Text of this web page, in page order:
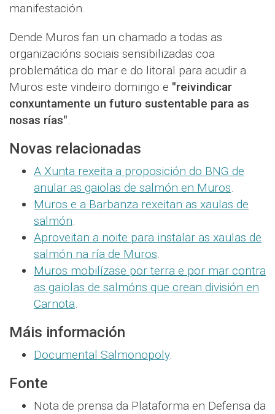
manifestación.
Dende Muros fan un chamado a todas as
organizacións sociais sensibilizadas coa
problemática do mar e do litoral para acudir a
Muros este vindeiro domingo e "reivindicar
conxuntamente un futuro sustentable para as
nosas rías".
Novas relacionadas
A Xunta rexeita a proposición do BNG de
anular as gaiolas de salmón en Muros.
Muros e a Barbanza rexeitan as xaulas de
salmón.
Aproveitan a noite para instalar as xaulas de
salmón na ría de Muros.
Muros mobilízase por terra e por mar contra
as gaiolas de salmóns que crean división en
Carnota.
Máis información
Documental Salmonopoly.
Fonte
Nota de prensa da Plataforma en Defensa da